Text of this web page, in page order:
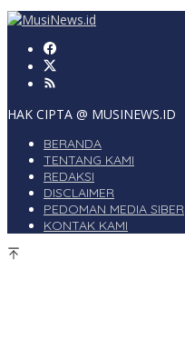
HAK CIPTA @ MUSINEWS.ID
BERANDA
TENTANG KAMI
REDAKSI
DISCLAIMER
PEDOMAN MEDIA SIBER
KONTAK KAMI